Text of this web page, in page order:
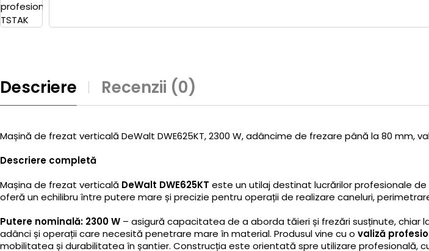
Descriere Recenzii (0)
Mașină de frezat verticală DeWalt DWE625KT, 2300 W, adâncime de frezare până la 80 mm,
Descriere completă
Mașina de frezat verticală DeWalt DWE625KT este un utilaj destinat lucrărilor profesionale
oferă un echilibru între putere mare și precizie pentru operații de realizare caneluri,
Putere nominală: 2300 W – asigură capacitatea de a aborda tăieri și frezări susținute, chiar
adânci și operații care necesită penetrare mare în material. Produsul vine cu o valiză
mobilitatea și durabilitatea în șantier. Construcția este orientată spre utilizare